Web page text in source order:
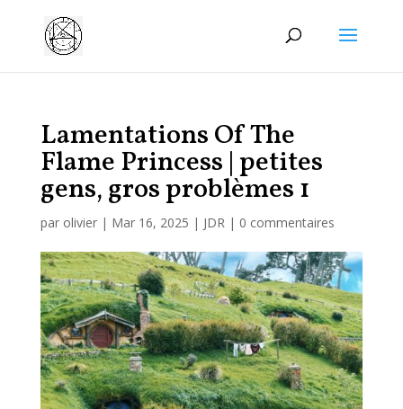
Lamentations Of The
Flame Princess | petites
gens, gros problèmes 1
par olivier| Mar 16, 2025 | JDR| 0 commentaires